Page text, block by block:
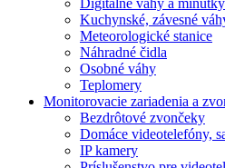
Digitálne váhy a minútky
Kuchynské, závesné
Meteorologické stanice
Náhradné čidla
Osobné váhy
Teplomery
Monitorovacie zariadenia a
Bezdrôtové zvončeky
Domáce videotelefóny,
IP kamery